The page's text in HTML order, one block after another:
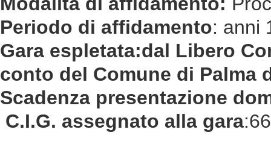
Periodo di affidamento: anni
Gara espletata:dal Libero
conto del Comune di Palma
Scadenza presentazione
C.I.G. assegnato alla gara